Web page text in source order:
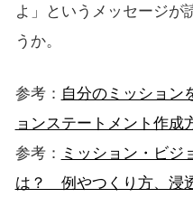
よ」というメッセージが
うか。
参考： 自分のミッショ
ョンステートメント作成
参考： ミッション・ビジ
は？ 例やつくり方、浸